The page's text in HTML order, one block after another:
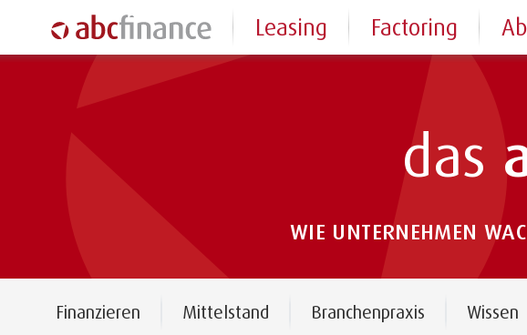
das
WIE UNTERNEHMEN
Finanzieren Mittelstand Branchenpraxis Wissen
Leasing Factoring